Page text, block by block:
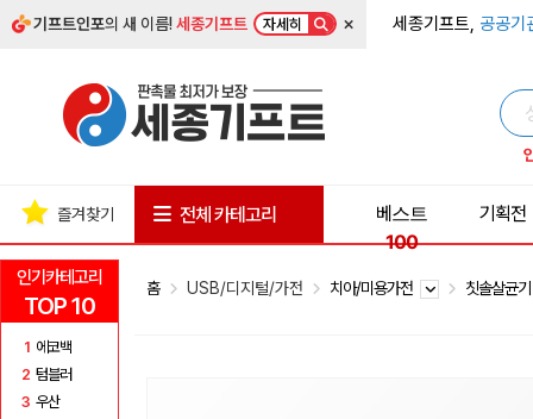
기프트인포의 새 이름!세종기프트 자세히 × 세종기프트, 공공기
인기카테고리
TOP 10
1 에코백
2 텀블러
3 우산
즐겨찾기 전체 카테고리
베스트
100
기획전
홈 USB/디지털/가전 치아/미용가전 칫솔살균